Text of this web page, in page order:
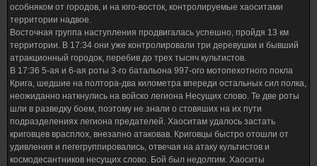
особняком от городов, и на юго-восток, контролируемые хаоситами
территории надвое.
Восточная группа наступления продвигалась успешно, пройдя 13 км
территории. В 17:34 они уже контролировали три деревушки и бывший
атракционный городок, перебив до трех тысяч культистов.
В 17:36 5-ая и 6-ая роты 3-го батальона 997-ого мотопехотного покла
Крига, шедшие на полтора-два километра впереди остальных сил полка,
неожиданно наткнулись на войско легиона Несущих слово. Те две роты
шли в разведку боем, поэтому не знали о стовяших на их пути
подразделениях легиона предателей. Хаоситам удалось застать
криговцев врасплох, внезапно атаковав. Криговцы быстро отошли от
удивления и пегегруппировались, отвечая на атаку культистов и
космодесантников несущих слово. Бой был недолгим. Хаоситы